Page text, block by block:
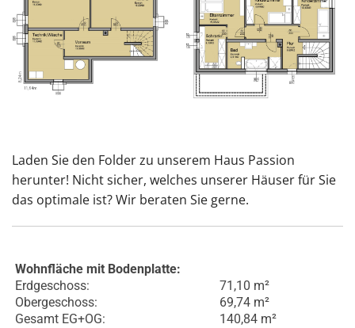
Laden Sie den Folder zu unserem Haus Passion
herunter! Nicht sicher, welches unserer Häuser für Sie
das optimale ist? Wir beraten Sie gerne.
Wohnfläche mit Bodenplatte:
Erdgeschoss:
71,10 m²
Obergeschoss:
69,74 m²
Gesamt EG+OG:
140,84 m²